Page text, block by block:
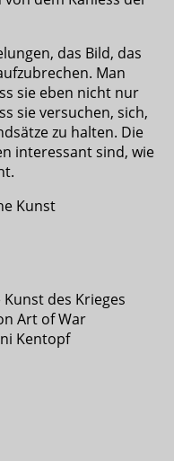
das Bild, das
Man
sie eben nicht nur
sie versuchen, sich,
zu halten. Die
interessant sind, wie
des Krieges
Art of War
Kentopf